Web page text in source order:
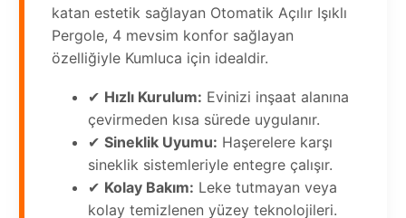
katan estetik sağlayan Otomatik Açılır Işıklı
Pergole, 4 mevsim konfor sağlayan
özelliğiyle Kumluca için idealdir.
✔ Hızlı Kurulum: Evinizi inşaat alanına
çevirmeden kısa sürede uygulanır.
✔ Sineklik Uyumu: Haşerelere karşı
sineklik sistemleriyle entegre çalışır.
✔ Kolay Bakım: Leke tutmayan veya
kolay temizlenen yüzey teknolojileri.